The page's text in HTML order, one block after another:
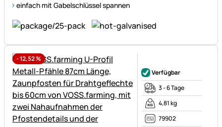
einfach mit Gabelschlüssel spannen
-12,52%
Verfügbar
3 - 6 Tage
4,81 kg
79902